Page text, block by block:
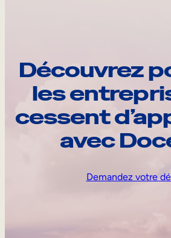
Découvrez
les
cessent
avec
Demandez votre